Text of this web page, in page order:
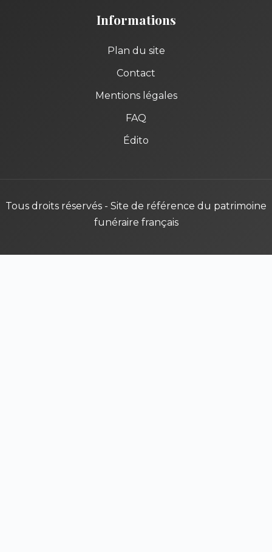
Informations
Plan du site
Contact
Mentions légales
FAQ
Édito
Tous droits réservés - Site de référence du patrimoine
funéraire français